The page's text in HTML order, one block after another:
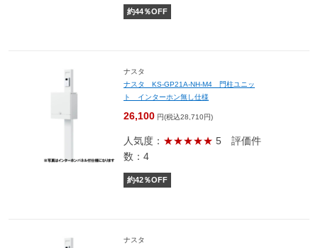
約44％OFF
ナスタ
ナスタ KS-GP21A-NH-M4 門柱ユニッ
ト インターホン無し仕様
26,100 円(税込28,710円)
人気度： ★★★★★ 5 評価件
数：4
約42％OFF
ナスタ